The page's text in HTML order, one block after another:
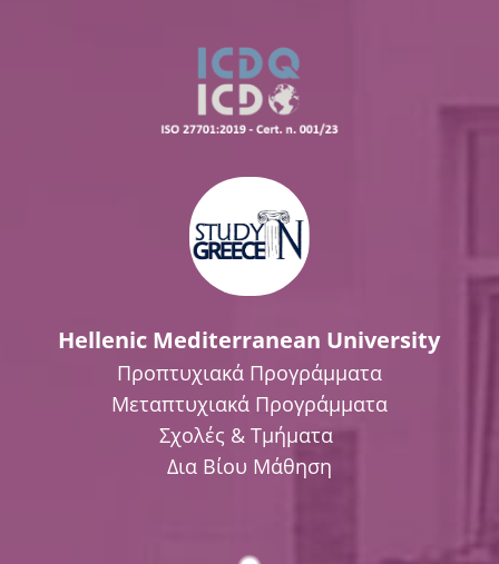
Hellenic Mediterranean University
Προπτυχιακά Προγράμματα
Μεταπτυχιακά Προγράμματα
Σχολές & Τμήματα
Δια Βίου Μάθηση